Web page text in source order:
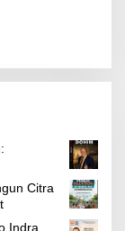
Citra
Indra